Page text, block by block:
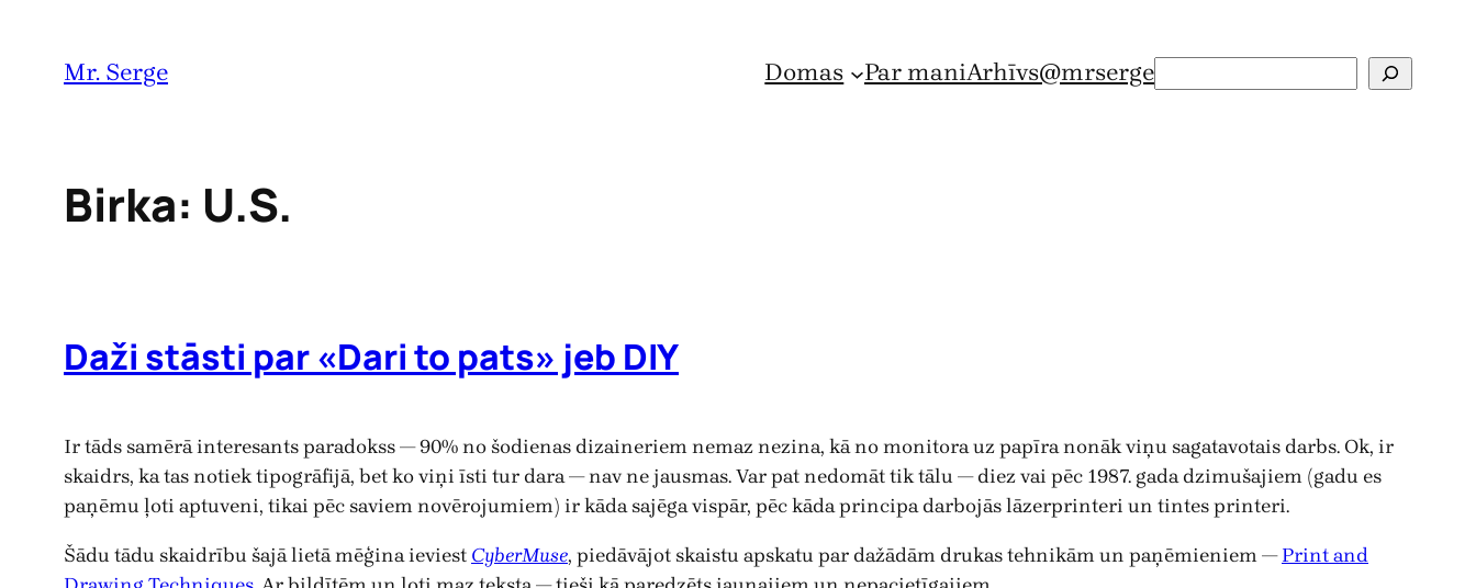
Mr. Serge Domas Par maniArhīvs@mrsergeSearch
Birka: U.S.
Daži stāsti par «Dari to pats» jeb DIY
Ir tāds samērā interesants paradokss — 90% no šodienas dizaineriem nemaz nezina, kā no monitora uz papīra nonāk viņu sagatavotais darbs. Ok, ir
skaidrs, ka tas notiek tipogrāfijā, bet ko viņi īsti tur dara — nav ne jausmas. Var pat nedomāt tik tālu — diez vai pēc 1987. gada dzimušajiem (gadu es
paņēmu ļoti aptuveni, tikai pēc saviem novērojumiem) ir kāda sajēga vispār, pēc kāda principa darbojās lāzerprinteri un tintes printeri.
Šādu tādu skaidrību šajā lietā mēģina ieviest CyberMuse, piedāvājot skaistu apskatu par dažādām drukas tehnikām un paņēmieniem —Print and